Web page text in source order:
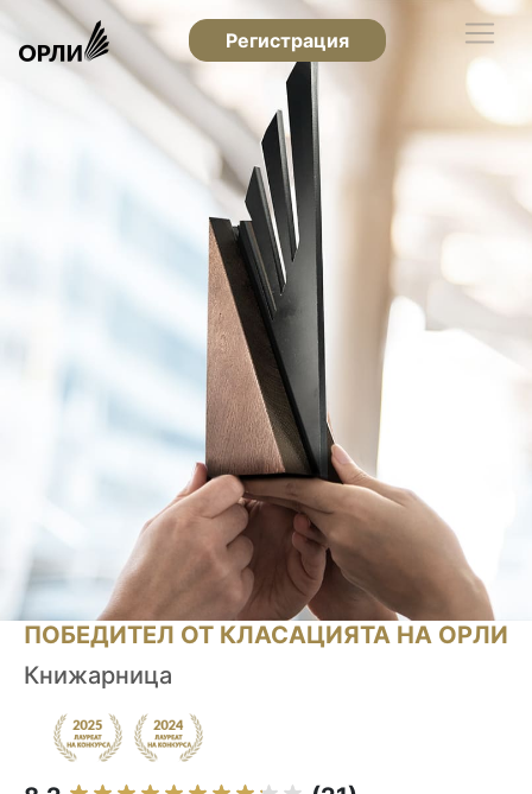
Регистрация
ПОБЕДИТЕЛ ОТ КЛАСАЦИЯТА НА ОРЛИ
Книжарница